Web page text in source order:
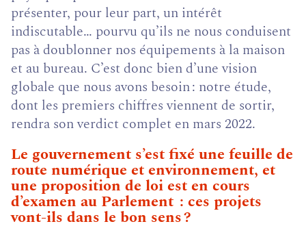
présenter, pour leur part, un intérêt
indiscutable… pourvu qu’ils ne nous conduisent
pas à doublonner nos équipements à la maison
et au bureau. C’est donc bien d’une vision
globale que nous avons besoin : notre étude,
dont les premiers chiffres viennent de sortir,
rendra son verdict complet en mars 2022.
Le gouvernement s’est fixé une feuille de
route numérique et environnement, et
une proposition de loi est en cours
d’examen au Parlement : ces projets
vont-ils dans le bon sens ?